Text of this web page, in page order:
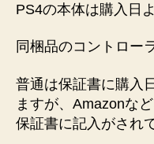
PS4の本体は購入日
同梱品のコントロー
普通は保証書に購入
ますが、Amazonな
保証書に記入がされ